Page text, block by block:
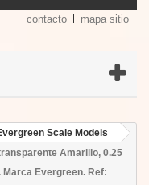
contacto mapa sitio
Scale Models
Amarillo, 0.25
Marca Evergreen. Ref: